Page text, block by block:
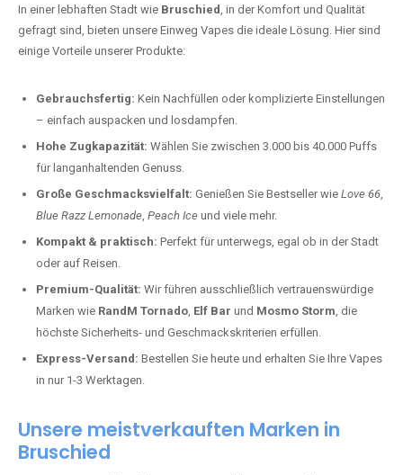
In einer lebhaften Stadt wie Bruschied, in der Komfort und Qualität
gefragt sind, bieten unsere Einweg Vapes die ideale Lösung. Hier sind
einige Vorteile unserer Produkte:
Gebrauchsfertig: Kein Nachfüllen oder komplizierte Einstellungen
– einfach auspacken und losdampfen.
Hohe Zugkapazität: Wählen Sie zwischen 3.000 bis 40.000 Puffs
für langanhaltenden Genuss.
Große Geschmacksvielfalt: Genießen Sie Bestseller wie Love 66,
Blue Razz Lemonade, Peach Ice und viele mehr.
Kompakt & praktisch: Perfekt für unterwegs, egal ob in der Stadt
oder auf Reisen.
Premium-Qualität: Wir führen ausschließlich vertrauenswürdige
Marken wie RandM Tornado, Elf Bar und Mosmo Storm, die
höchste Sicherheits- und Geschmackskriterien erfüllen.
Express-Versand: Bestellen Sie heute und erhalten Sie Ihre Vapes
in nur 1-3 Werktagen.
Unsere meistverkauften Marken in
Bruschied